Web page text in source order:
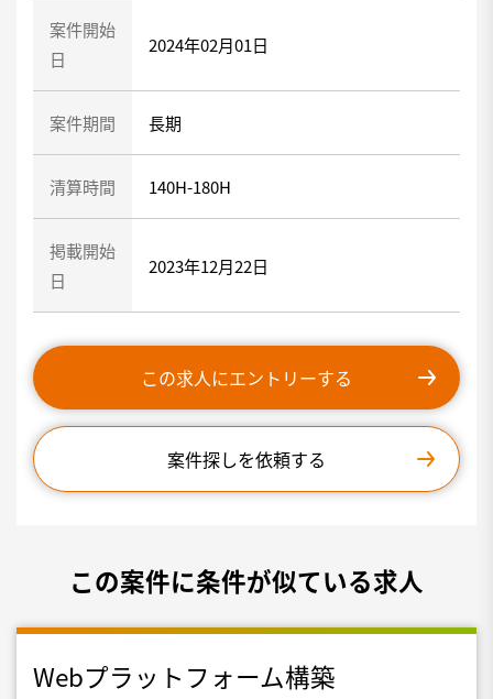
案件開始
日
2024年02月01日
案件期間 長期
清算時間 140H-180H
掲載開始
日
2023年12月22日
この求人にエントリーする
案件探しを依頼する
この案件に条件が似ている求人
Webプラットフォーム構築